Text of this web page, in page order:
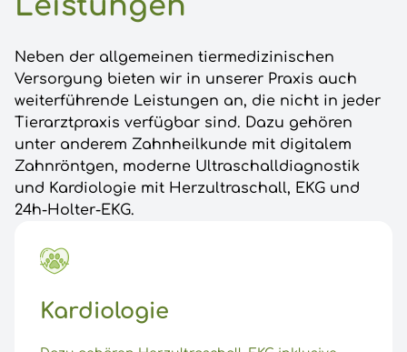
Neben der allgemeinen tiermedizinischen
Versorgung bieten wir in unserer Praxis auch
weiterführende Leistungen an, die nicht in jeder
Tierarztpraxis verfügbar sind. Dazu gehören
unter anderem Zahnheilkunde mit digitalem
Zahnröntgen, moderne Ultraschalldiagnostik
und Kardiologie mit Herzultraschall, EKG und
24h-Holter-EKG.
Kardiologie